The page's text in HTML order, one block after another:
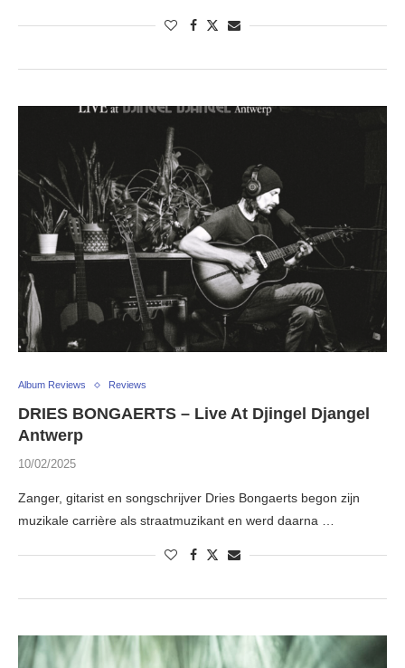
Album Reviews Reviews
DRIES BONGAERTS – Live At Djingel Djangel
Antwerp
10/02/2025
Zanger, gitarist en songschrijver Dries Bongaerts begon zijn
muzikale carrière als straatmuzikant en werd daarna …